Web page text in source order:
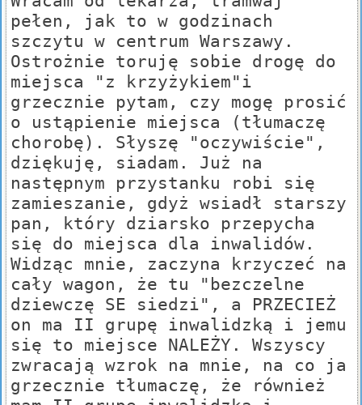
pełen, jak to w godzinach
szczytu w centrum Warszawy.
Ostrożnie toruję sobie drogę do
miejsca "z krzyżykiem"i
grzecznie pytam, czy mogę prosić
o ustąpienie miejsca (tłumaczę
chorobę). Słyszę "oczywiście",
dziękuję, siadam. Już na
następnym przystanku robi się
zamieszanie, gdyż wsiadł starszy
pan, który dziarsko przepycha
się do miejsca dla inwalidów.
Widząc mnie, zaczyna krzyczeć na
cały wagon, że tu "bezczelne
dziewczę SE siedzi", a PRZECIEŻ
on ma II grupę inwalidzką i jemu
się to miejsce NALEŻY. Wszyscy
zwracają wzrok na mnie, na co ja
grzecznie tłumaczę, że również